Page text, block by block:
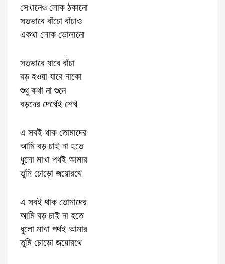
সেখানেও লোক ঠকানো
সতভাবে বাঁচো বাঁচাও
একথা লোক ভোলানো
সতভাবে যাবে বাঁচা
বড় হওয়া যাবে নাকো
শুধু কথা না শুনে
বড়দের দেখেই শেখ
এ সবই থাক তোমাদের
আমি বড় চাই না হতে
ধুলো মাখা পথই আমার
তুমি চোড়ো জয়োরথে
এ সবই থাক তোমাদের
আমি বড় চাই না হতে
ধুলো মাখা পথই আমার
তুমি চোড়ো জয়োরথে